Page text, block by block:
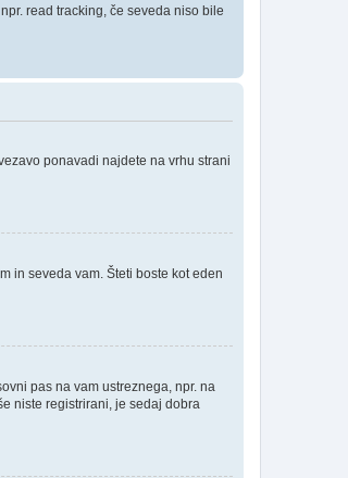
read tracking, če seveda niso bile
ponavadi najdete na vrhu strani
in seveda vam. Šteti boste kot eden
pas na vam ustreznega, npr. na
niste registrirani, je sedaj dobra